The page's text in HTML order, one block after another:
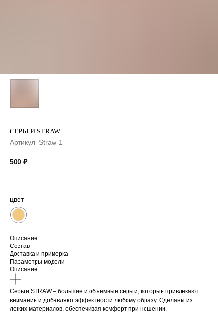
СЕРЬГИ STRAW
Артикул: Straw-1
500 ₽
цвет
Описание
Состав
Доставка и примерка
Параметры модели
Описание
Серьги STRAW – большие и объемные серьги, которые привлекают
внимание и добавляют эффектности любому образу. Сделаны из
легких материалов, обеспечивая комфорт при ношении.